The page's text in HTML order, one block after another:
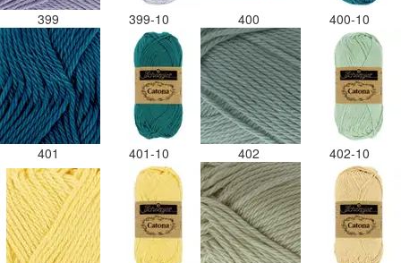
399 399-10 400 400-10
401 401-10 402 402-10